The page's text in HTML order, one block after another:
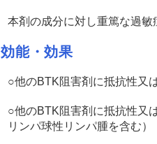
本剤の成分に対し重篤な過
効能・効果
○他のBTK阻害剤に抵抗性又
○他のBTK阻害剤に抵抗性又
リンパ球性リンパ腫を含む）